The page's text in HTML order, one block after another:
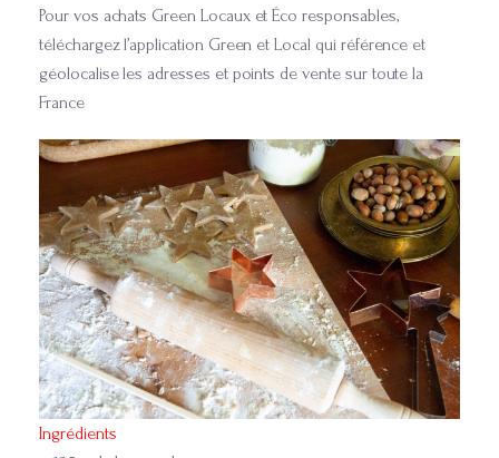
Pour vos achats Green Locaux et Éco responsables,
téléchargez l’application Green et Local qui référence et
géolocalise les adresses et points de vente sur toute la
France
Ingrédients